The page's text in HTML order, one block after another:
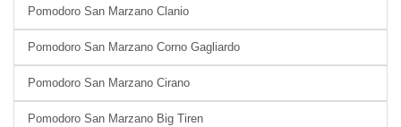
Pomodoro San Marzano Clanio
Pomodoro San Marzano Corno Gagliardo
Pomodoro San Marzano Cirano
Pomodoro San Marzano Big Tiren